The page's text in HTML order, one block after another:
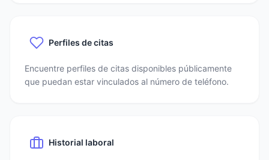
Perfiles de citas
Encuentre perfiles de citas disponibles públicamente
que puedan estar vinculados al número de teléfono.
Historial laboral